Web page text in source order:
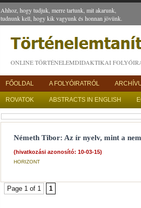
Ahhoz, hogy tudjuk, merre tartunk, mit akarunk,
tudnunk kell, hogy kik vagyunk és honnan jövünk.
ONLINE TÖRTÉNELEMDIDAKTIKAI
FŐOLDAL A FOLYÓIRATRÓL
ROVATOK ABSTRACTS IN ENGLISH
Németh Tibor: Az ír nyelv, mint a
(hivatkozási azonosító: 10-03-15)
HORIZONT
Page 1 of 1 1